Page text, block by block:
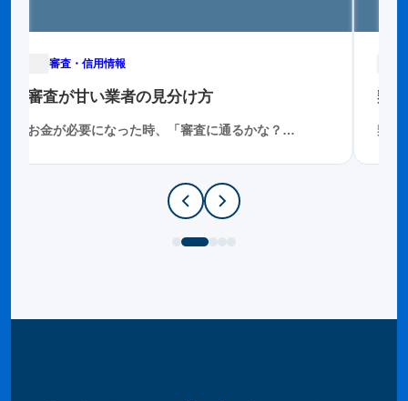
審査・信用情報
審査が甘い業者の見分け方
お金が必要になった時、「審査に通るかな？…
契
契約